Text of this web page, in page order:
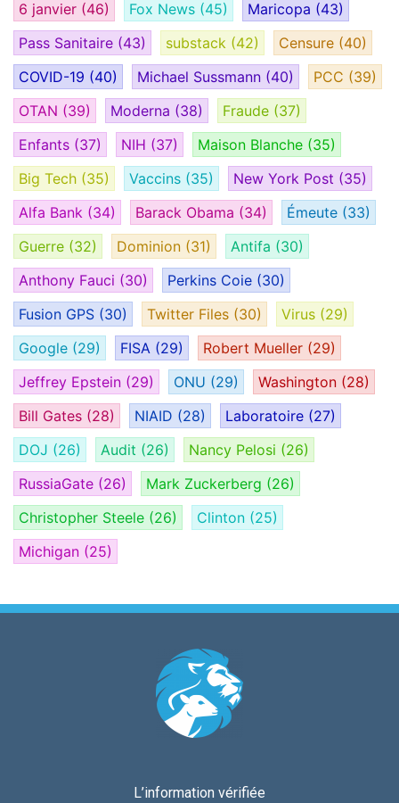
6 janvier (46) Fox News (45) Maricopa (43)
Pass Sanitaire (43) substack (42) Censure (40)
COVID-19 (40) Michael Sussmann (40) PCC (39)
OTAN (39) Moderna (38) Fraude (37)
Enfants (37) NIH (37) Maison Blanche (35)
Big Tech (35) Vaccins (35) New York Post (35)
Alfa Bank (34) Barack Obama (34) Émeute (33)
Guerre (32) Dominion (31) Antifa (30)
Anthony Fauci (30) Perkins Coie (30)
Fusion GPS (30) Twitter Files (30) Virus (29)
Google (29) FISA (29) Robert Mueller (29)
Jeffrey Epstein (29) ONU (29) Washington (28)
Bill Gates (28) NIAID (28) Laboratoire (27)
DOJ (26) Audit (26) Nancy Pelosi (26)
RussiaGate (26) Mark Zuckerberg (26)
Christopher Steele (26) Clinton (25)
Michigan (25)
L’information vérifiée